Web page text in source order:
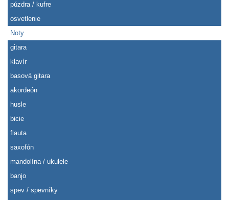
púzdra / kufre
osvetlenie
Noty
gitara
klavír
basová gitara
akordeón
husle
bicie
flauta
saxofón
mandolína / ukulele
banjo
spev / spevníky